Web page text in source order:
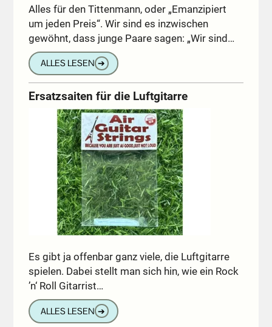
Alles für den Tittenmann, oder „Emanzipiert
um jeden Preis“. Wir sind es inzwischen
gewöhnt, dass junge Paare sagen: „Wir sind…
ALLES LESEN ➔
Ersatzsaiten für die Luftgitarre
Es gibt ja offenbar ganz viele, die Luftgitarre
spielen. Dabei stellt man sich hin, wie ein Rock
’n‘ Roll Gitarrist…
ALLES LESEN ➔